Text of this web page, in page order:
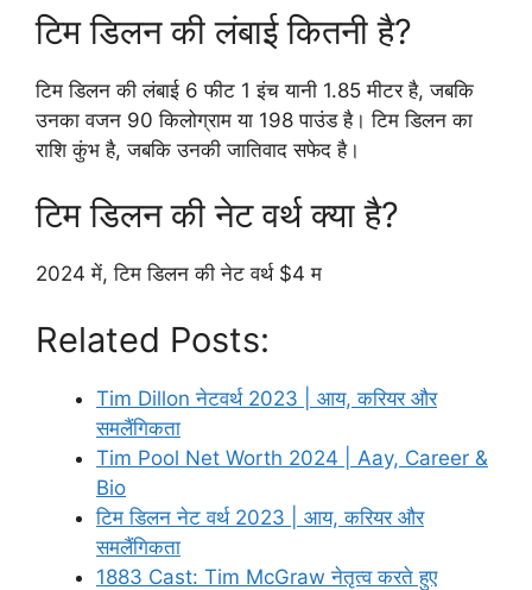
टिम डिलन की लंबाई कितनी है?
टिम डिलन की लंबाई 6 फीट 1 इंच यानी 1.85 मीटर है, जबकि
उनका वजन 90 किलोग्राम या 198 पाउंड है। टिम डिलन का
राशि कुंभ है, जबकि उनकी जातिवाद सफेद है।
टिम डिलन की नेट वर्थ क्या है?
2024 में, टिम डिलन की नेट वर्थ $4 म
Related Posts:
Tim Dillon नेटवर्थ 2023 | आय, करियर और
समलैंगिकता
Tim Pool Net Worth 2024 | Aay, Career &
Bio
टिम डिलन नेट वर्थ 2023 | आय, करियर और
समलैंगिकता
1883 Cast: Tim McGraw नेतृत्व करते हुए